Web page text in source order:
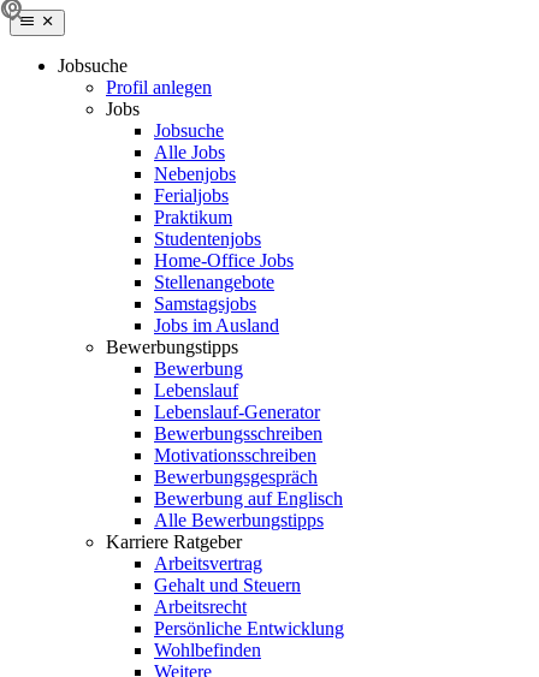
Jobsuche
Profil anlegen
Jobs
Jobsuche
Alle Jobs
Nebenjobs
Ferialjobs
Praktikum
Studentenjobs
Home-Office Jobs
Stellenangebote
Samstagsjobs
Jobs im Ausland
Bewerbungstipps
Bewerbung
Lebenslauf
Lebenslauf-Generator
Bewerbungsschreiben
Motivationsschreiben
Bewerbungsgespräch
Bewerbung auf Englisch
Alle Bewerbungstipps
Karriere Ratgeber
Arbeitsvertrag
Gehalt und Steuern
Arbeitsrecht
Persönliche Entwicklung
Wohlbefinden
Weitere